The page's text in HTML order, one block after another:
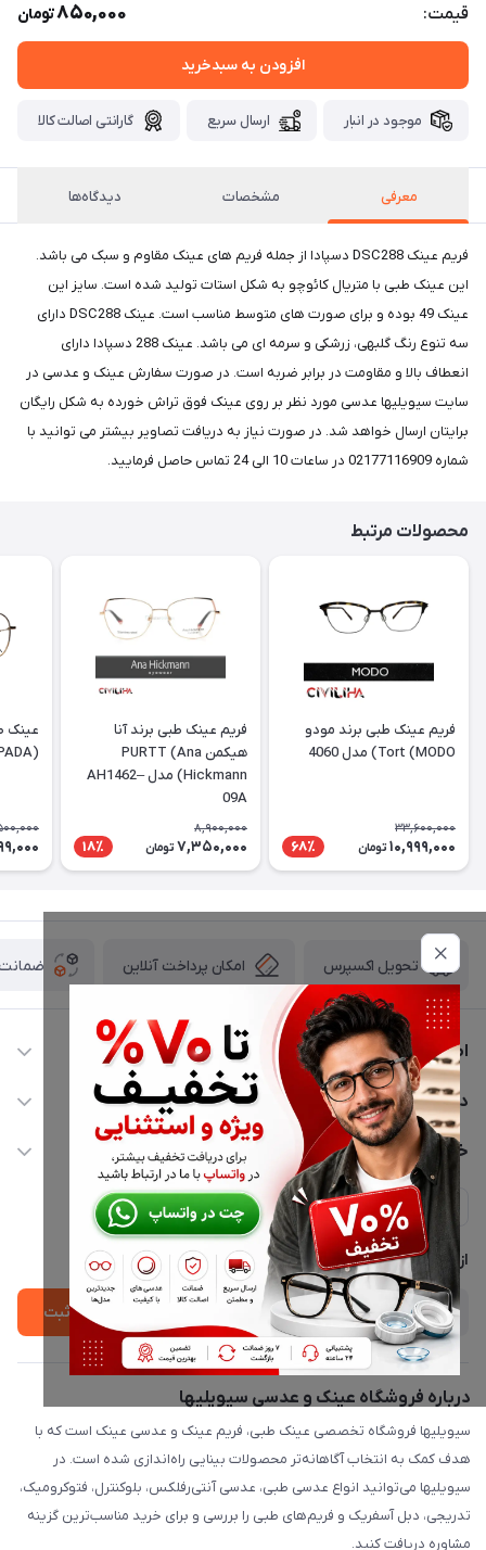
قیمت: 850,000تومان
افزودن به سبدخرید
موجود در انبار ارسال سریع گارانتی اصالت کالا
معرفی مشخصات دیدگاه‌ها
فریم عینک DSC288 دسپادا از جمله فریم های عینک مقاوم و سبک می باشد.
این عینک طبی با متریال کائوچو به شکل استات تولید شده است. سایز این
عینک 49 بوده و برای صورت های متوسط مناسب است. عینک DSC288 دارای
سه تنوع رنگ گلبهی، زرشکی و سرمه ای می باشد. عینک 288 دسپادا دارای
انعطاف بالا و مقاومت در برابر ضربه است. در صورت سفارش عینک و عدسی در
سایت سیویلیها عدسی مورد نظر بر روی عینک فوق تراش خورده به شکل رایگان
برایتان ارسال خواهد شد. در صورت نیاز به دریافت تصاویر بیشتر می توانید با
شماره 02177116909 در ساعات 10 الی 24 تماس حاصل فرمایید.
محصولات مرتبط
فریم عینک طبی برند مودو
Tort (MODO) مدل 4060
33,600,000
10,999,000 تومان 68٪
فریم عینک طبی برند آنا
هیکمن PURTT (Ana
Hickmann) مدل AH1462–
09A
8,900,000
7,350,000 تومان 18٪
عینک
(DESPADA) مدل DSC 5077
تحویل اکسپرس امکان پرداخت آنلاین ضمانت
اطلاعات تماس
02177116909
info@civiliha.com
ارسال فوری در تهران + ارسال به سراسر کشور
دسترسی سریع
حساب کاربری
مجله فروشگاه
لیست محصولات
درباره ما
خدمات مشتریان
حریم خصوصی
پشتیبانی واتساپ 09397003162
از جدید‌ترین تخفیف‌ها با‌ خبر شوید
ثبت
درباره فروشگاه عینک و عدسی سیویلیها
سیویلیها فروشگاه تخصصی عینک طبی، فریم عینک و عدسی عینک است که با
هدف کمک به انتخاب آگاهانه‌تر محصولات بینایی راه‌اندازی شده است. در
سیویلیها می‌توانید انواع عدسی طبی، عدسی آنتی‌رفلکس، بلوکنترل، فتوکرومیک،
تدریجی، دبل آسفریک و فریم‌های طبی را بررسی و برای خرید مناسب‌ترین گزینه
مشاوره دریافت کنید.